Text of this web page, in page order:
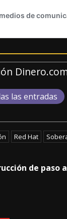
las entradas
Red Hat
de paso a